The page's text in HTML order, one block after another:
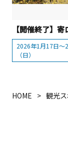
2026年1月17日～
（日）
HOME 観光